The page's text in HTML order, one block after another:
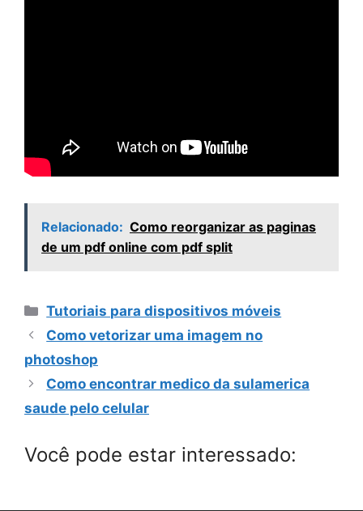
Relacionado: Como reorganizar as paginas
de um pdf online com pdf split
Categorias
Tutoriais para dispositivos móveis
Como vetorizar uma imagem no
photoshop
Como encontrar medico da sulamerica
saude pelo celular
Você pode estar interessado: